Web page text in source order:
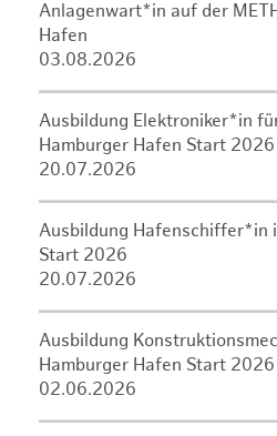
Anlagenwart*in auf der
Hafen
03.08.2026
Ausbildung Elektroniker*in
Hamburger Hafen Start 2026
20.07.2026
Ausbildung Hafenschiffer*in
Start 2026
20.07.2026
Ausbildung
Hamburger Hafen Start 2026
02.06.2026